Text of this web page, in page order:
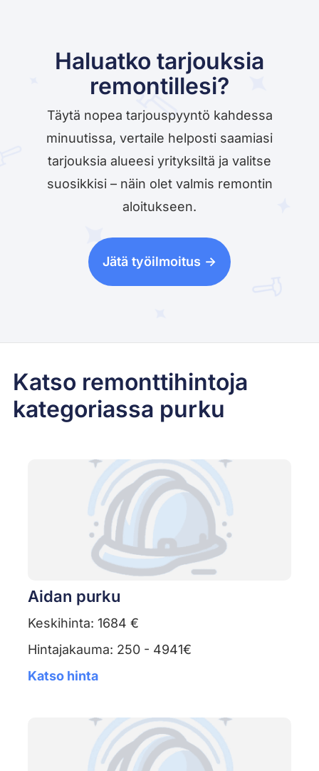
Haluatko tarjouksia
remontillesi?
Täytä nopea tarjouspyyntö kahdessa
minuutissa, vertaile helposti saamiasi
tarjouksia alueesi yrityksiltä ja valitse
suosikkisi – näin olet valmis remontin
aloitukseen.
Jätä työilmoitus ->
Katso remonttihintoja
kategoriassa purku
Aidan purku
Keskihinta: 1684 €
Hintajakauma: 250 - 4941€
Katso hinta